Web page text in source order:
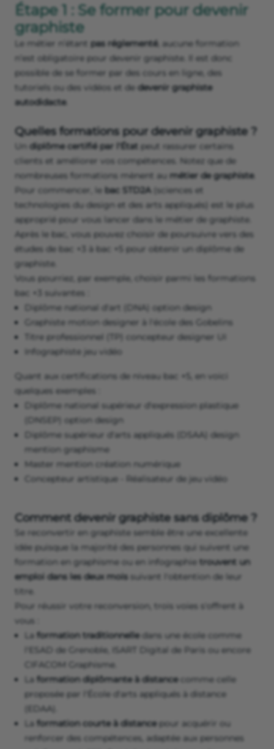
Étape 1 : Se former pour devenir
graphiste
Le métier n’étant pas réglementé, aucune formation
n’est obligatoire pour devenir graphiste. Il est donc
possible de se former par des cours en ligne, des
tutoriels ou des vidéos et de devenir graphiste
autodidacte.
Quelles formations pour devenir graphiste ?
Un diplôme certifié par l'État peut rassurer certains
clients et améliorer vos compétences. Notez que de
nombreuses formations mènent au métier de graphiste.
Pour commencer, le bac STD2A (sciences et
technologies du design et des arts appliqués) est le plus
approprié pour vous lancer dans le métier de graphiste.
Après le bac, vous pouvez choisir de poursuivre vers des
études de bac +3 à bac +5 pour obtenir un diplôme de
graphiste.
Vous pourriez, par exemple, choisir parmi les formations
bac +3 suivantes :
Diplôme national d'art (DNA) option design
Graphiste motion designer à l'école des Gobelins
Titre professionnel (TP) concepteur designer UI
Infographiste jeu vidéo
Quant aux certifications de niveau bac +5, en voici
quelques exemples :
Diplôme national supérieur d'expression plastique
(DNSEP) option design
Diplôme supérieur d'arts appliqués (DSAA) design
mention graphisme
Master mention création numérique
Concepteur artistique - Réalisateur de jeu vidéo
Comment devenir graphiste sans diplôme ?
Se reconvertir en graphiste semble être une excellente
idée puisque la majorité des personnes qui suivent une
formation en graphisme ou en infographie trouvent un
emploi dans les deux mois suivant l'obtention de leur
titre.
Pour réussir votre reconversion, trois voies s'offrent à
vous :
La formation traditionnelledans une école comme
l'ESAD de Grenoble, ISART Digital de Paris ou encore
CIFACOM Graphisme.
La formation diplômante à distancecomme celle
proposée par l'École d'arts appliqués à distance
(EDAA).
La formation courte à distancepour acquérir ou
renforcer des compétences, adaptée aux personnes